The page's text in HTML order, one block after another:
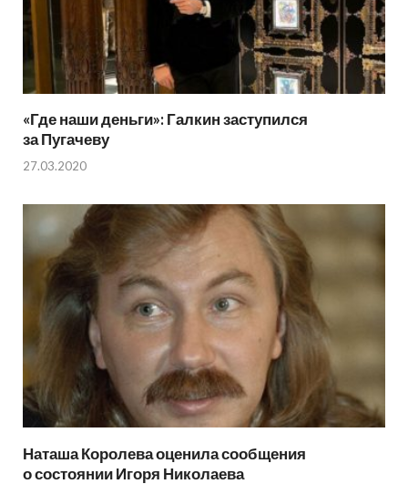
«Где наши деньги»: Галкин заступился
за Пугачеву
27.03.2020
Наташа Королева оценила сообщения
о состоянии Игоря Николаева